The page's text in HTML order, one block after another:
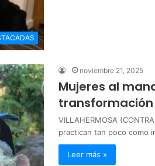
noviembre 21, 2025
Mujeres al
VILLAHERMOSA
practican tan poco como
Leer más »